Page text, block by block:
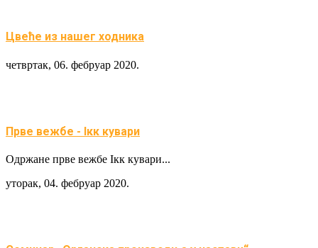
Цвеће из нашег ходника
четвртак, 06. фебруар 2020.
Прве вежбе - Iкк кувари
Одржане прве вежбе Iкк кувари...
уторак, 04. фебруар 2020.